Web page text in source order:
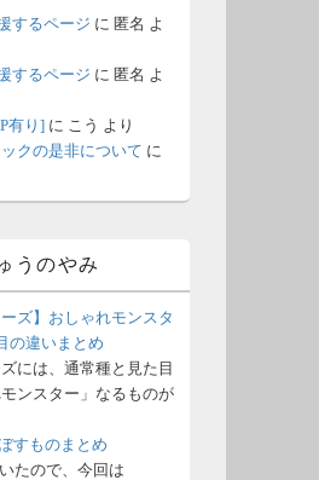
するページ に 匿名 よ
するページ に 匿名 よ
有り] に こう より
クの是非について に
うのやみ
ズ】おしゃれモンスタ
の違いまとめ
には、通常種と見た目
ンスター」なるものが
すものまとめ
たので、今回は